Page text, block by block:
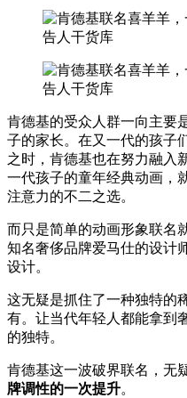
肯德基的受众人群一向主要
子的家长。在又一代的孩子
之时，肯德基也在努力融入
一代孩子的童年经典动画，
注意力的不二之选。
而只是简单的动画形象联名
知名奢侈品牌爱马仕的设计
设计。
这无疑是抓住了一种独特的
有。让当代年轻人都能拿到
的独特。
肯德基这一波破界联名，无
牌调性的一次提升。